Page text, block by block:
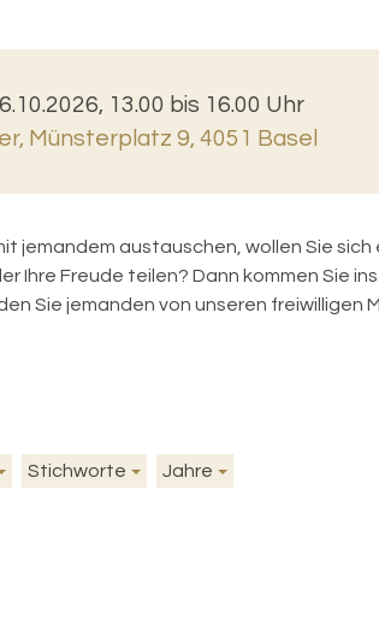
13.00 bis 16.00 Uhr
, Münsterplatz 9, 4051 Basel
jemandem austauschen, wollen Sie
Ihre Freude teilen? Dann kommen Sie
Sie jemanden von unseren freiwilligen
Stichworte Jahre